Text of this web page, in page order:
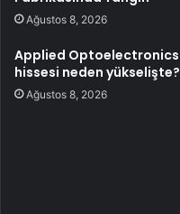
Ağustos 8, 2026
Applied Optoelectronics
hissesi neden yükselişte?
Ağustos 8, 2026